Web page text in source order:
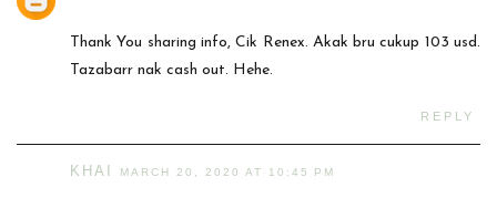
Thank You sharing info, Cik Renex. Akak bru cukup 103 usd.
Tazabarr nak cash out. Hehe.
REPLY
KHAI MARCH 20, 2020 AT 10:45 PM